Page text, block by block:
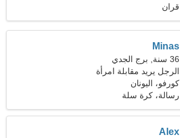
قران
Minas
36 سنة, برج الجدي
الرجل يريد مقابلة امرأة
كورفو، اليونان
رسالة، كرة سلة
Alex